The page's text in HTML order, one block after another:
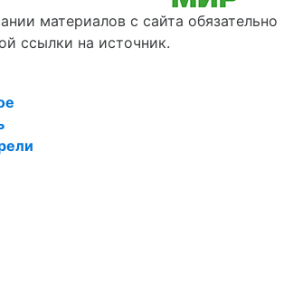
материалов с сайта обязательно
ссылки на источник.